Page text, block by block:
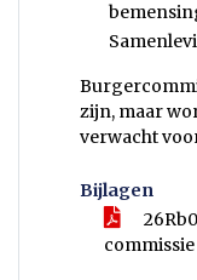
zijn, maar
verwacht
Bijlagen
commissie